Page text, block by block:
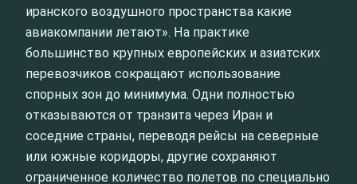
иранского воздушного пространства какие
авиакомпании летают». На практике
большинство крупных европейских и азиатских
перевозчиков сокращают использование
спорных зон до минимума. Одни полностью
отказываются от транзита через Иран и
соседние страны, переводя рейсы на северные
или южные коридоры, другие сохраняют
ограниченное количество полетов по специально